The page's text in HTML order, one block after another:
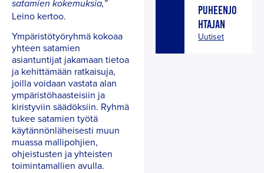
satamien kokemuksia,”
Leino kertoo.
Ympäristötyöryhmä kokoaa
yhteen satamien
asiantuntijat jakamaan tietoa
ja kehittämään ratkaisuja,
joilla voidaan vastata alan
ympäristöhaasteisiin ja
kiristyviin säädöksiin. Ryhmä
tukee satamien työtä
käytännönläheisesti muun
muassa mallipohjien,
ohjeistusten ja yhteisten
toimintamallien avulla.
PUHEENJO
HTAJAN
Uutiset